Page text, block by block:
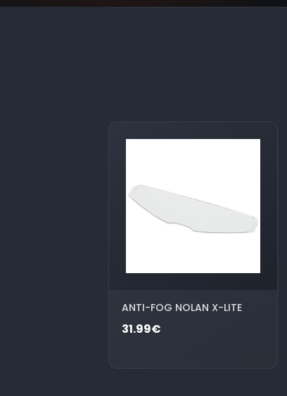
ANTI-FOG NOLAN X-LITE
31.99€